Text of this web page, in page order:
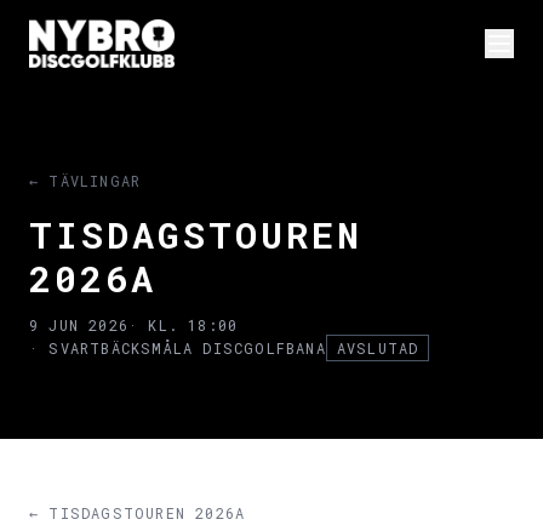
← TÄVLINGAR
TISDAGSTOUREN
2026A
9 JUN 2026 · KL. 18:00
· SVARTBÄCKSMÅLA DISCGOLFBANA
AVSLUTAD
← TISDAGSTOUREN 2026A